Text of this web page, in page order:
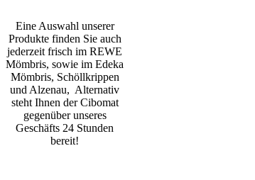
Eine Auswahl unserer
Produkte finden Sie auch
jederzeit frisch im REWE
Mömbris, sowie im Edeka
Mömbris, Schöllkrippen
und Alzenau, Alternativ
steht Ihnen der Cibomat
gegenüber unseres
Geschäfts 24 Stunden
bereit!